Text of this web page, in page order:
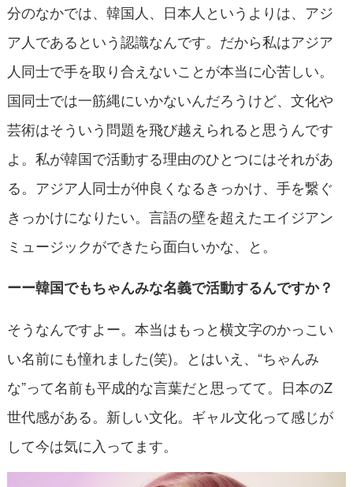
分のなかでは、韓国人、日本人というよりは、アジ
ア人であるという認識なんです。だから私はアジア
人同士で手を取り合えないことが本当に心苦しい。
国同士では一筋縄にいかないんだろうけど、文化や
芸術はそういう問題を飛び越えられると思うんです
よ。私が韓国で活動する理由のひとつにはそれがあ
る。アジア人同士が仲良くなるきっかけ、手を繋ぐ
きっかけになりたい。言語の壁を超えたエイジアン
ミュージックができたら面白いかな、と。
ーー韓国でもちゃんみな名義で活動するんですか？
そうなんですよー。本当はもっと横文字のかっこい
い名前にも憧れました(笑)。とはいえ、“ちゃんみ
な”って名前も平成的な言葉だと思ってて。日本のZ
世代感がある。新しい文化。ギャル文化って感じが
して今は気に入ってます。